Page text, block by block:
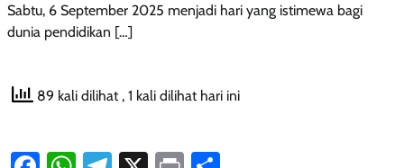
Sabtu, 6 September 2025 menjadi hari yang istimewa bagi
dunia pendidikan […]
89 kali dilihat , 1 kali dilihat hari ini